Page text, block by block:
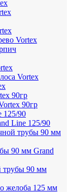
Vortex
Vortex
90гр
90гр
125/90
Line 125/90
трубы 90 мм
90 мм Grand
трубы 90 мм
желоба 125 мм